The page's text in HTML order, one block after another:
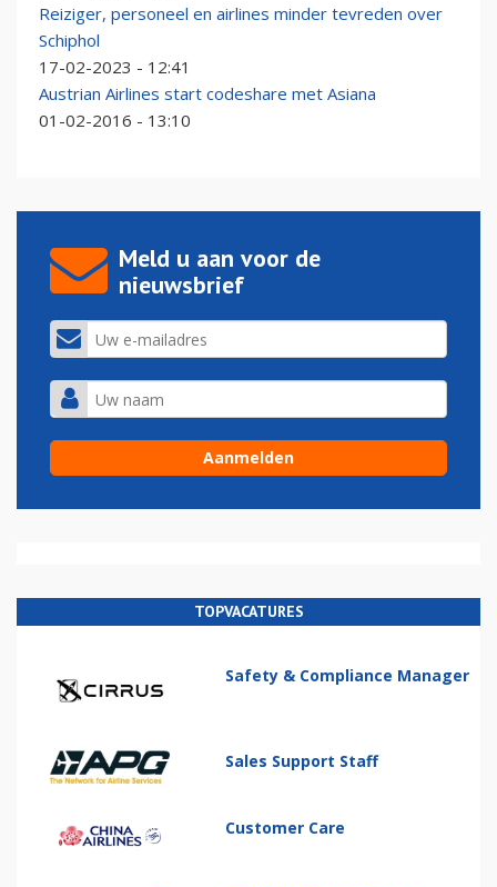
Reiziger, personeel en airlines minder tevreden over
Schiphol
17-02-2023 - 12:41
Austrian Airlines start codeshare met Asiana
01-02-2016 - 13:10
Meld u aan voor de
nieuwsbrief
TOPVACATURES
Safety & Compliance Manager
Sales Support Staff
Customer Care